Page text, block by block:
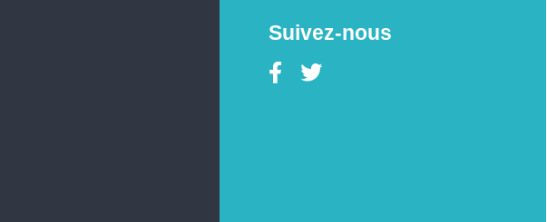
Suivez-nous